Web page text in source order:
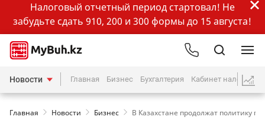
Налоговый отчетный период стартовал! Не
забудьте сдать 910, 200 и 300 формы до 15 августа!
Новости Главная Бизнес Бухгалтерия Кабинет
Главная Новости Бизнес В Казахстане продолжат политику